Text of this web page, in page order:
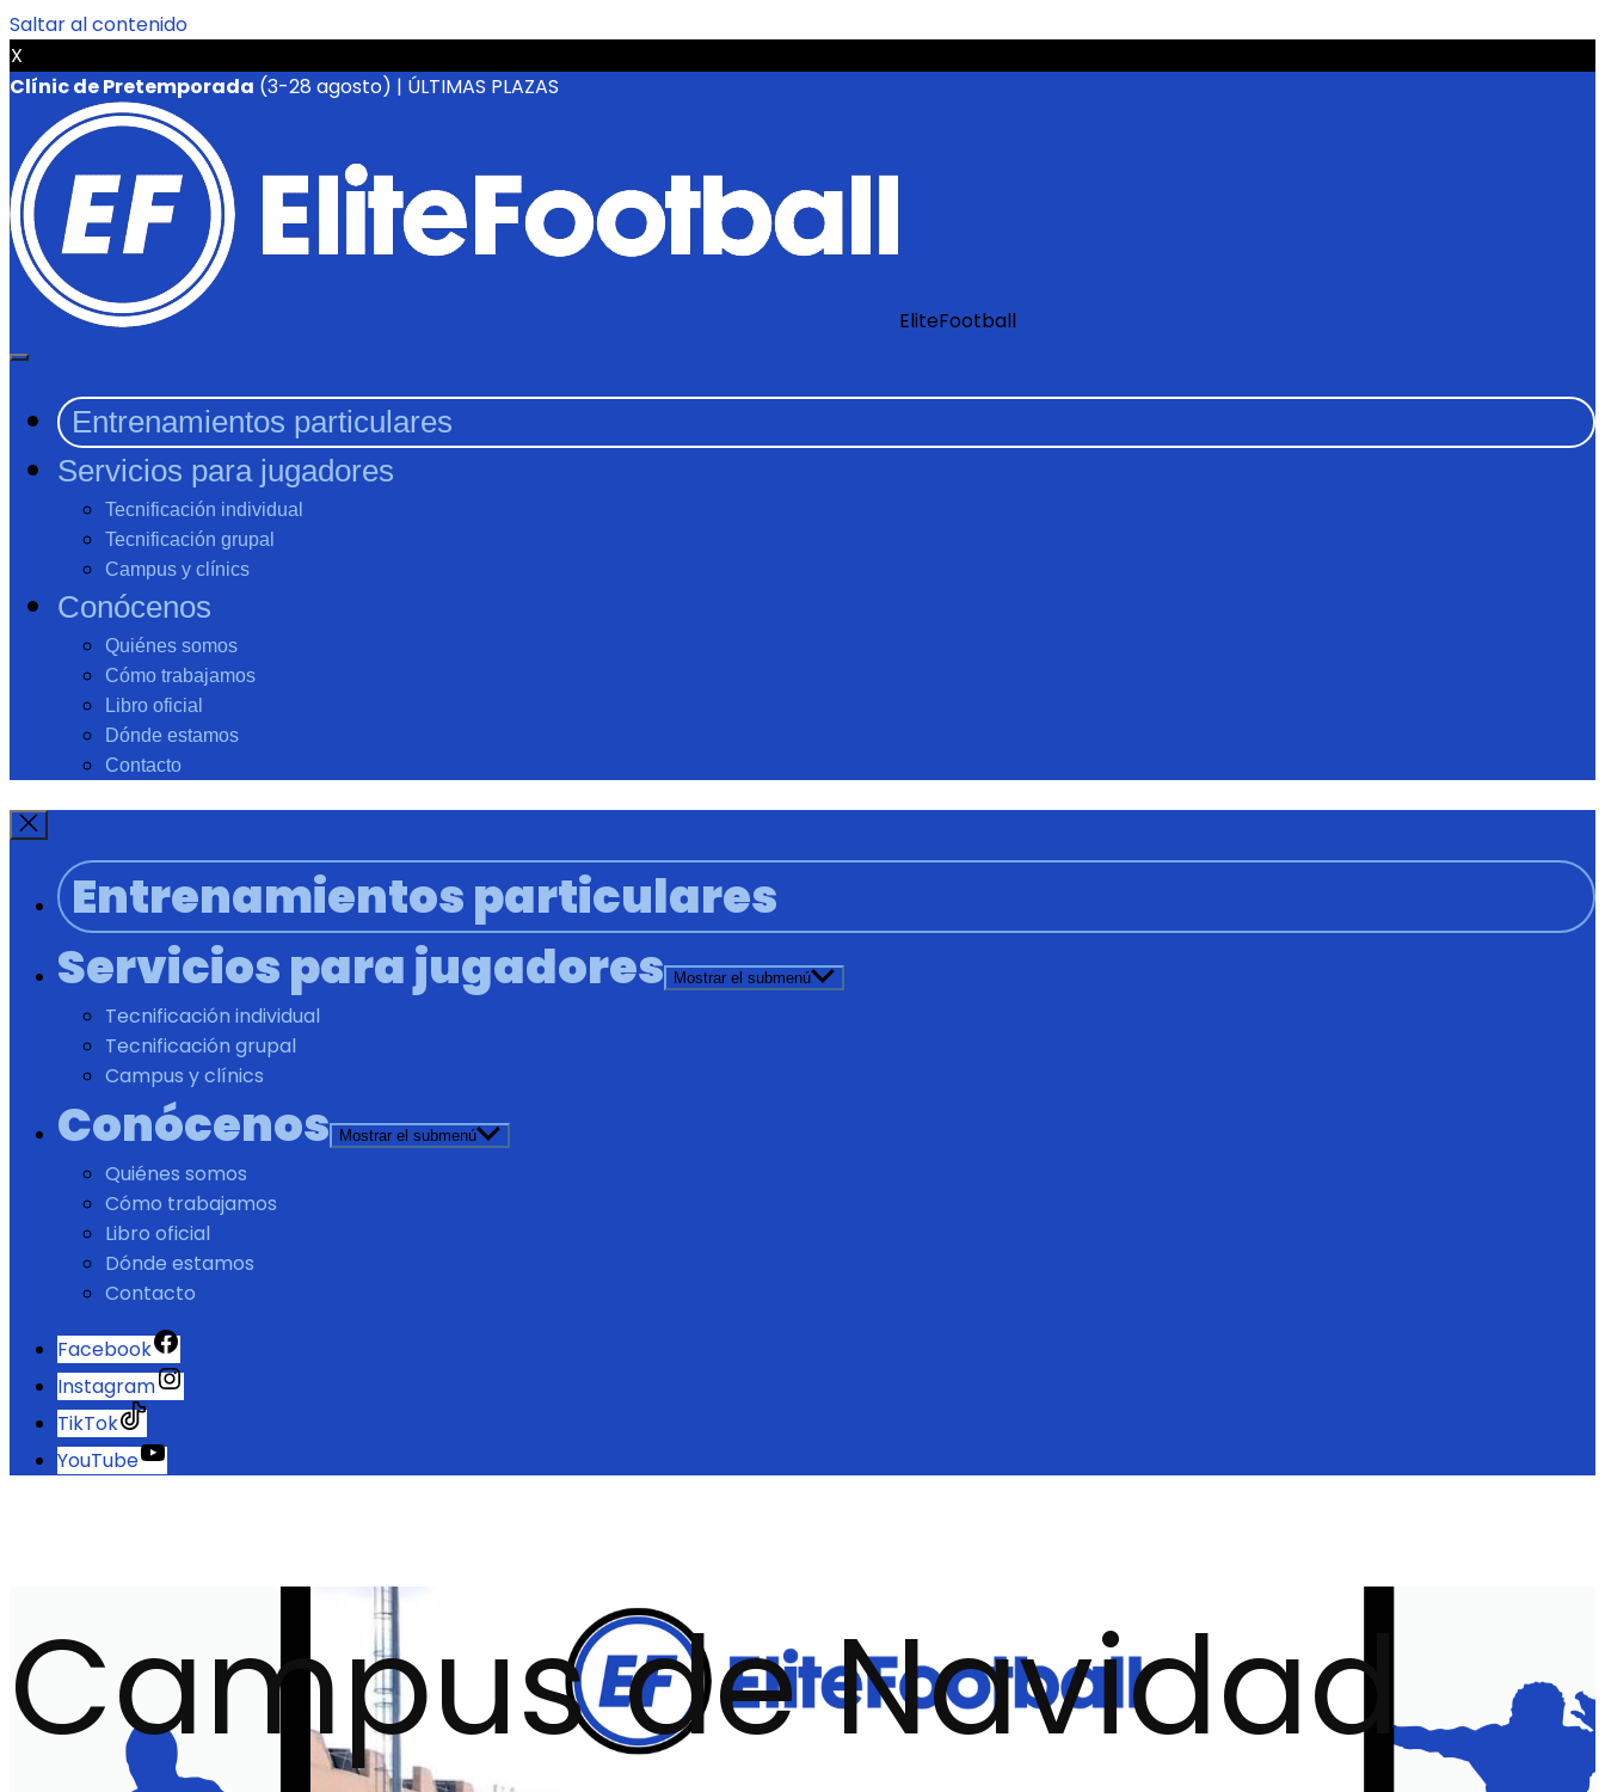
Saltar al contenido
X
Clínic de Pretemporada (3-28 agosto) | ÚLTIMAS PLAZAS
EliteFootball
Entrenamientos particulares
Servicios para jugadores
Tecnificación individual
Tecnificación grupal
Campus y clínics
Conócenos
Quiénes somos
Cómo trabajamos
Libro oficial
Dónde estamos
Contacto
Entrenamientos particulares
Servicios para jugadores
Mostrar el submenú
Tecnificación individual
Tecnificación grupal
Campus y clínics
Conócenos Mostrar el submenú
Quiénes somos
Cómo trabajamos
Libro oficial
Dónde estamos
Contacto
Facebook
Instagram
TikTok
YouTube
Campus de Navidad